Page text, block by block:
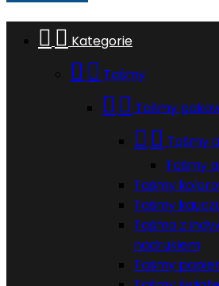
  Kategorie
  Taśmy
  Taśmy
  Taśmy
Taśmy
Taśmy
Taśmy
Taśma z
nadrukiem
Taśmy